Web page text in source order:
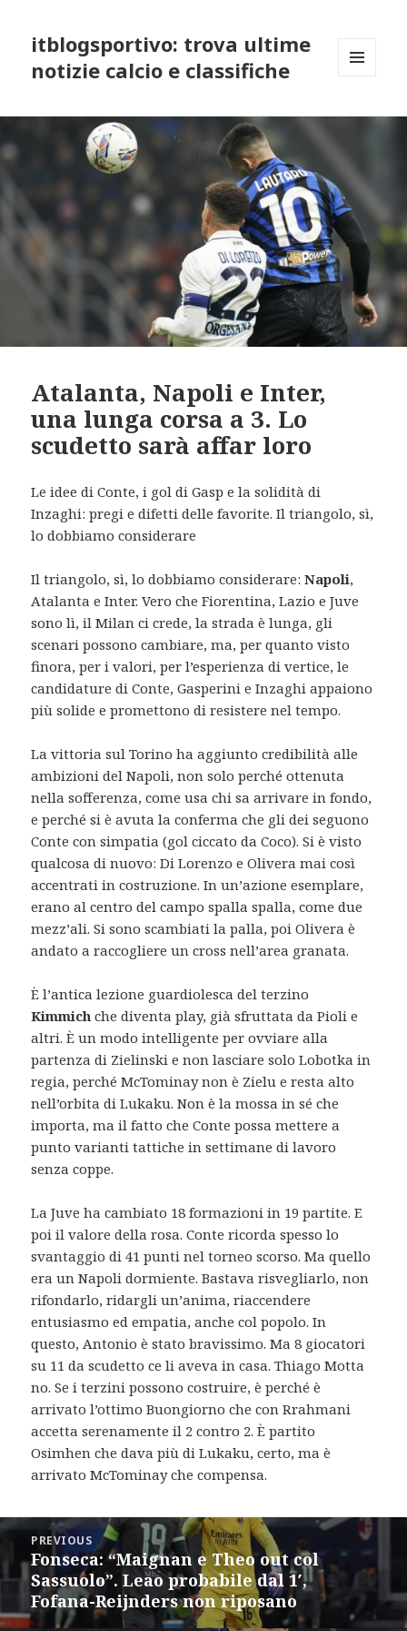
itblogsportivo: trova ultime
notizie calcio e classifiche
WIDGETS
Atalanta, Napoli e Inter,
una lunga corsa a 3. Lo
scudetto sarà affar loro
Le idee di Conte, i gol di Gasp e la solidità di
Inzaghi: pregi e difetti delle favorite. Il triangolo, sì,
lo dobbiamo considerare
Il triangolo, sì, lo dobbiamo considerare:Napoli,
Atalanta e Inter. Vero che Fiorentina, Lazio e Juve
sono lì, il Milan ci crede, la strada è lunga, gli
scenari possono cambiare, ma, per quanto visto
finora, per i valori, per l’esperienza di vertice, le
candidature di Conte, Gasperini e Inzaghi appaiono
più solide e promettono di resistere nel tempo.
La vittoria sul Torino ha aggiunto credibilità alle
ambizioni del Napoli, non solo perché ottenuta
nella sofferenza, come usa chi sa arrivare in fondo,
e perché si è avuta la conferma che gli dei seguono
Conte con simpatia (gol ciccato da Coco). Si è visto
qualcosa di nuovo: Di Lorenzo e Olivera mai così
accentrati in costruzione. In un’azione esemplare,
erano al centro del campo spalla spalla, come due
mezz’ali. Si sono scambiati la palla, poi Olivera è
andato a raccogliere un cross nell’area granata.
È l’antica lezione guardiolesca del terzino
Kimmich che diventa play, già sfruttata da Pioli e
altri. È un modo intelligente per ovviare alla
partenza di Zielinski e non lasciare solo Lobotka in
regia, perché McTominay non è Zielu e resta alto
nell’orbita di Lukaku. Non è la mossa in sé che
importa, ma il fatto che Conte possa mettere a
punto varianti tattiche in settimane di lavoro
senza coppe.
La Juve ha cambiato 18 formazioni in 19 partite. E
poi il valore della rosa. Conte ricorda spesso lo
svantaggio di 41 punti nel torneo scorso. Ma quello
era un Napoli dormiente. Bastava risvegliarlo, non
rifondarlo, ridargli un’anima, riaccendere
entusiasmo ed empatia, anche col popolo. In
questo, Antonio è stato bravissimo. Ma 8 giocatori
su 11 da scudetto ce li aveva in casa. Thiago Motta
no. Se i terzini possono costruire, è perché è
arrivato l’ottimo Buongiorno che con Rrahmani
accetta serenamente il 2 contro 2. È partito
Osimhen che dava più di Lukaku, certo, ma è
arrivato McTominay che compensa.
Post
navigation
PREVIOUS
Previous
post:
Fonseca: “Maignan e Theo out col
Sassuolo”. Leao probabile dal 1′,
Fofana-Reijnders non riposano